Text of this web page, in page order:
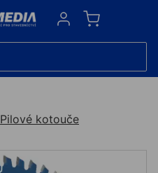
Sign in
Pilové kotouče